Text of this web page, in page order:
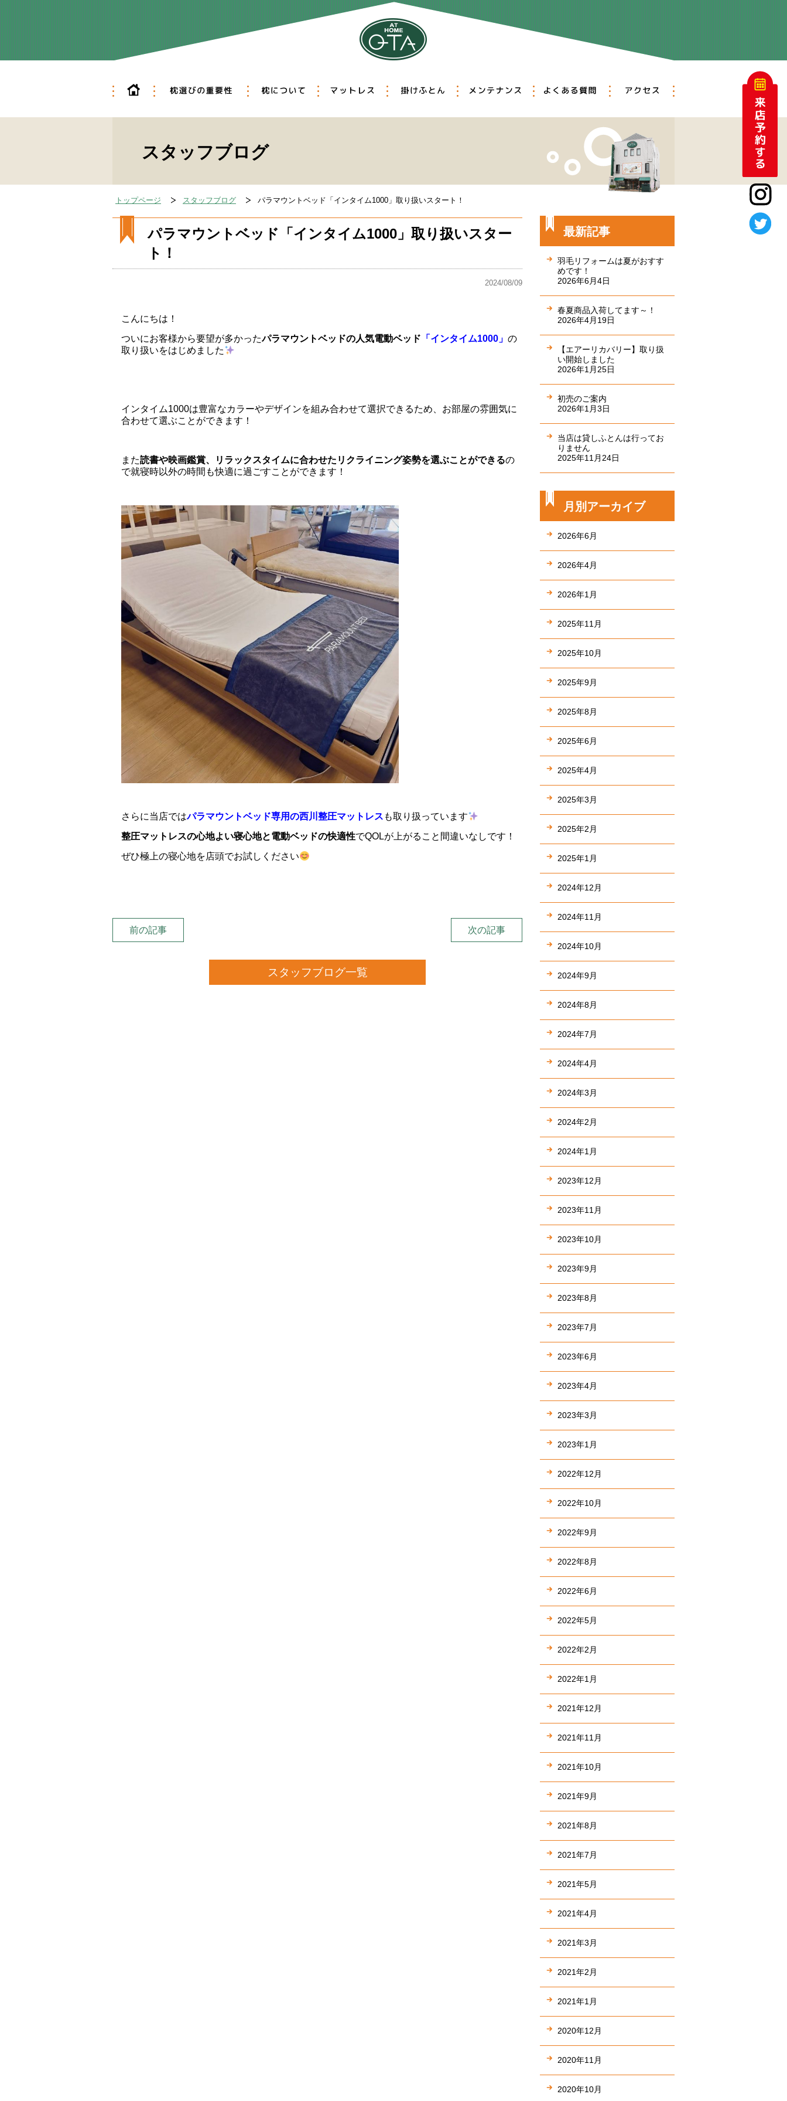
ホーム 枕選びの重要性 枕について マットレス 掛けふとん メンテナンス よくある質問 アクセス
スタッフブログ
トップページ スタッフブログ パラマウントベッド「インタイム1000」取り扱いスタート！
パラマウントベッド「インタイム1000」取り扱いスター
ト！
2024/08/09
こんにちは！
ついにお客様から要望が多かったパラマウントベッドの人気電動ベッド 「インタイム1000」 の
取り扱いをはじめました
インタイム1000は豊富なカラーやデザインを組み合わせて選択できるため、お部屋の雰囲気に
合わせて選ぶことができます！
また読書や映画鑑賞、リラックスタイムに合わせたリクライニング姿勢を選ぶことができるの
で就寝時以外の時間も快適に過ごすことができます！
さらに当店ではパラマウントベッド専用の西川整圧マットレス も取り扱っています
整圧マットレスの心地よい寝心地と電動ベッドの快適性でQOLが上がること間違いなしです！
ぜひ極上の寝心地を店頭でお試しください
次の記事
前の記事
スタッフブログ一覧
最新記事
羽毛リフォームは夏がおすす
めです！
2026年6月4日
春夏商品入荷してます～！
2026年4月19日
【エアーリカバリー】取り扱
い開始しました
2026年1月25日
初売のご案内
2026年1月3日
当店は貸しふとんは行ってお
りません
2025年11月24日
月別アーカイブ
2026年6月
2026年4月
2026年1月
2025年11月
2025年10月
2025年9月
2025年8月
2025年6月
2025年4月
2025年3月
2025年2月
2025年1月
2024年12月
2024年11月
2024年10月
2024年9月
2024年8月
2024年7月
2024年4月
2024年3月
2024年2月
2024年1月
2023年12月
2023年11月
2023年10月
2023年9月
2023年8月
2023年7月
2023年6月
2023年4月
2023年3月
2023年1月
2022年12月
2022年10月
2022年9月
2022年8月
2022年6月
2022年5月
2022年2月
2022年1月
2021年12月
2021年11月
2021年10月
2021年9月
2021年8月
2021年7月
2021年5月
2021年4月
2021年3月
2021年2月
2021年1月
2020年12月
2020年11月
2020年10月